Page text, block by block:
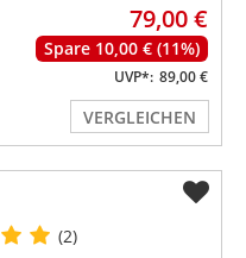
79,00 €
Spare 10,00 € (11%)
UVP*: 89,00 €
VERGLEICHEN
(2)